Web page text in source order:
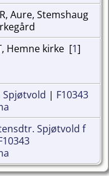
Aure, Stemshaug
Hemne kirke [1]
Spjøtvold | F10343
Spjøtvold f